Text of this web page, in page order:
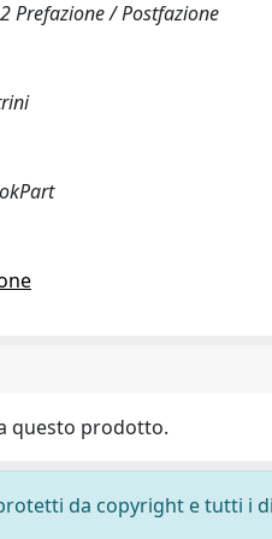
Prefazione / Postfazione
questo prodotto.
da copyright e tutti i